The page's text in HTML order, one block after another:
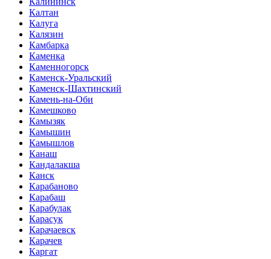
Калтан
Калуга
Калязин
Камбарка
Каменка
Каменногорск
Каменск-Уральский
Каменск-Шахтинский
Камень-на-Оби
Камешково
Камызяк
Камышин
Камышлов
Канаш
Кандалакша
Канск
Карабаново
Карабаш
Карабулак
Карасук
Карачаевск
Карачев
Каргат